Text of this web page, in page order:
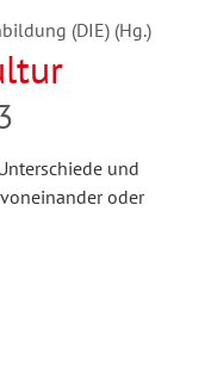
(DIE) (Hg.)
und
oder